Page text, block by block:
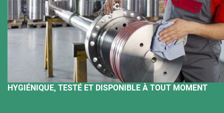
HYGIÉNIQUE, TESTÉ ET DISPONIBLE À TOUT MOMENT